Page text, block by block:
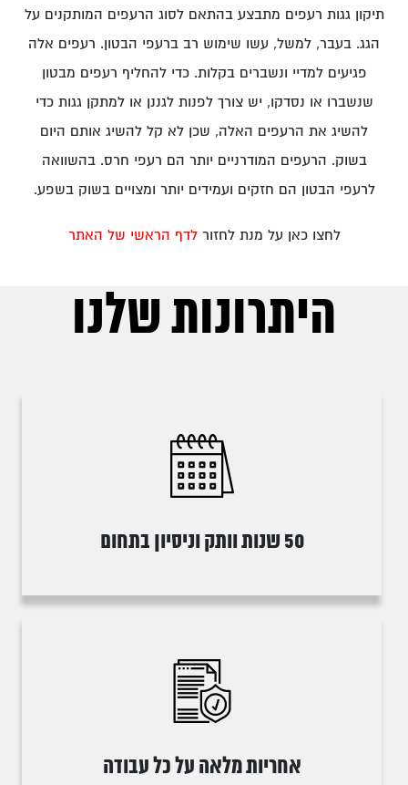
תיקון גגות רעפים מתבצע בהתאם לסוג הרעפים המותקנים על
הגג. בעבר, למשל, עשו שימוש רב ברעפי הבטון. רעפים אלה
פגיעים למדיי ונשברים בקלות. כדי להחליף רעפים מבטון
שנשברו או נסדקו, יש צורך לפנות לגננן או למתקן גגות כדי
להשיג את הרעפים האלה, שכן לא קל להשיג אותם היום
בשוק. הרעפים המודרניים יותר הם רעפי חרס. בהשוואה
לרעפי הבטון הם חזקים ועמידים יותר ומצויים בשוק בשפע.
לחצו כאן על מנת לחזורלדף הראשי של האתר
היתרונות שלנו
50 שנות וותק וניסיון בתחום
אחריות מלאה על כל עבודה